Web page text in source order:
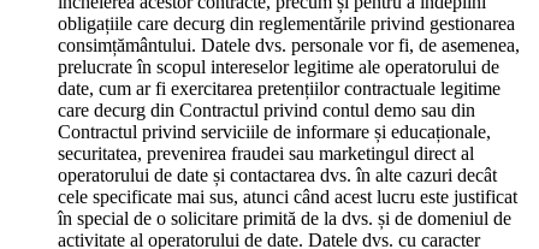
obligațiile care decurg din reglementările privind gestionarea
consimțământului. Datele dvs. personale vor fi, de asemenea,
prelucrate în scopul intereselor legitime ale operatorului de
date, cum ar fi exercitarea pretențiilor contractuale legitime
care decurg din Contractul privind contul demo sau din
Contractul privind serviciile de informare și educaționale,
securitatea, prevenirea fraudei sau marketingul direct al
operatorului de date și contactarea dvs. în alte cazuri decât
cele specificate mai sus, atunci când acest lucru este justificat
în special de o solicitare primită de la dvs. și de domeniul de
activitate al operatorului de date. Datele dvs. cu caracter